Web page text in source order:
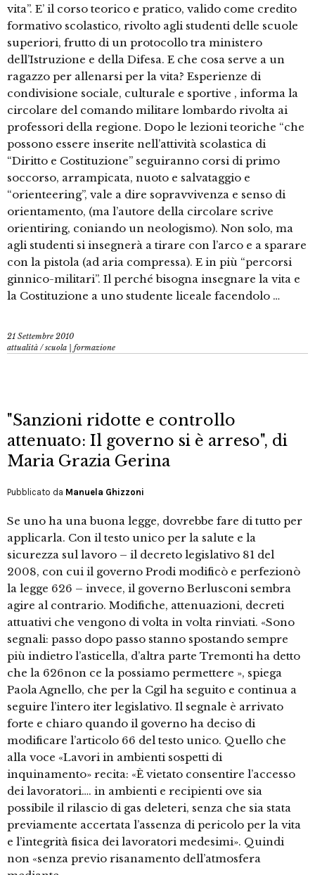
vita”. E’ il corso teorico e pratico, valido come credito
formativo scolastico, rivolto agli studenti delle scuole
superiori, frutto di un protocollo tra ministero
dell’Istruzione e della Difesa. E che cosa serve a un
ragazzo per allenarsi per la vita? Esperienze di
condivisione sociale, culturale e sportive , informa la
circolare del comando militare lombardo rivolta ai
professori della regione. Dopo le lezioni teoriche “che
possono essere inserite nell’attività scolastica di
“Diritto e Costituzione” seguiranno corsi di primo
soccorso, arrampicata, nuoto e salvataggio e
“orienteering”, vale a dire sopravvivenza e senso di
orientamento, (ma l’autore della circolare scrive
orientiring, coniando un neologismo). Non solo, ma
agli studenti si insegnerà a tirare con l’arco e a sparare
con la pistola (ad aria compressa). E in più “percorsi
ginnico-militari”. Il perché bisogna insegnare la vita e
la Costituzione a uno studente liceale facendolo …
21 Settembre 2010
attualità /scuola | formazione
"Sanzioni ridotte e controllo
attenuato: Il governo si è arreso", di
Maria Grazia Gerina
Pubblicato da Manuela Ghizzoni
Se uno ha una buona legge, dovrebbe fare di tutto per
applicarla. Con il testo unico per la salute e la
sicurezza sul lavoro – il decreto legislativo 81 del
2008, con cui il governo Prodi modificò e perfezionò
la legge 626 – invece, il governo Berlusconi sembra
agire al contrario. Modifiche, attenuazioni, decreti
attuativi che vengono di volta in volta rinviati. «Sono
segnali: passo dopo passo stanno spostando sempre
più indietro l’asticella, d’altra parte Tremonti ha detto
che la 626non ce la possiamo permettere », spiega
Paola Agnello, che per la Cgil ha seguito e continua a
seguire l’intero iter legislativo. Il segnale è arrivato
forte e chiaro quando il governo ha deciso di
modificare l’articolo 66 del testo unico. Quello che
alla voce «Lavori in ambienti sospetti di
inquinamento» recita: «È vietato consentire l’accesso
dei lavoratori…. in ambienti e recipienti ove sia
possibile il rilascio di gas deleteri, senza che sia stata
previamente accertata l’assenza di pericolo per la vita
e l’integrità fisica dei lavoratori medesimi». Quindi
non «senza previo risanamento dell’atmosfera